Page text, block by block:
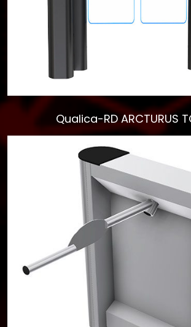
Qualica-RD ARCTURUS